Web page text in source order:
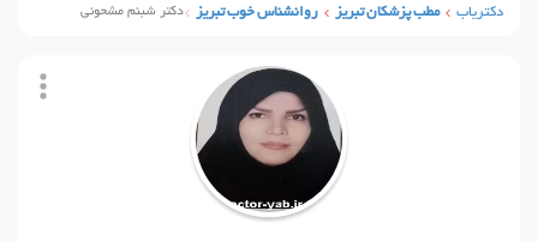
دکتریاب مطب پزشکان تبریز روانشناس خوب تبریز دکتر شبنم مشحونی